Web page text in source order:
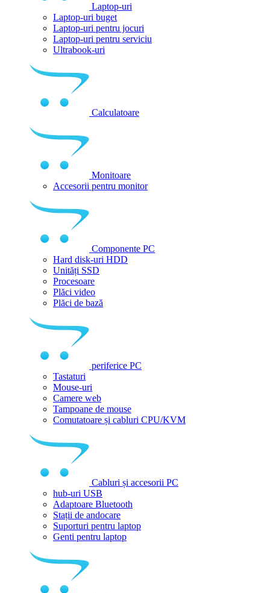
Laptop-uri
Laptop-uri buget
Laptop-uri pentru jocuri
Laptop-uri pentru serviciu
Ultrabook-uri
Calculatoare
Monitoare
Accesorii pentru monitor
Componente PC
Hard disk-uri HDD
Unități SSD
Procesoare
Plăci video
Plăci de bază
periferice PC
Tastaturi
Mouse-uri
Camere web
Tampoane de mouse
Comutatoare și cabluri CPU/KVM
Cabluri și accesorii PC
hub-uri USB
Adaptoare Bluetooth
Stații de andocare
Suporturi pentru laptop
Genti pentru laptop